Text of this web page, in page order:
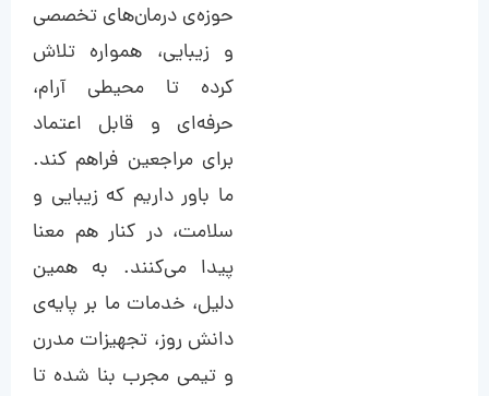
حوزه‌ی درمان‌های تخصصی
و زیبایی، همواره تلاش
کرده تا محیطی آرام،
حرفه‌ای و قابل اعتماد
برای مراجعین فراهم کند.
ما باور داریم که زیبایی و
سلامت، در کنار هم معنا
پیدا می‌کنند. به همین
دلیل، خدمات ما بر پایه‌ی
دانش روز، تجهیزات مدرن
و تیمی مجرب بنا شده تا